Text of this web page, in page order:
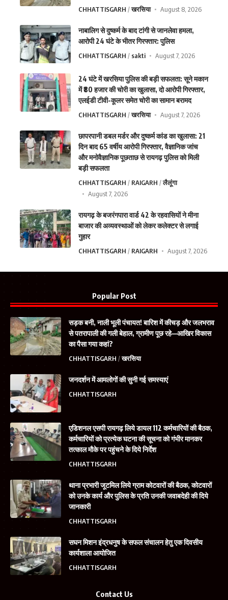
CHHATTISGARH खरसिया August 8, 2026
नाबालिग से दुष्कर्म के बाद टांगी से जानलेवा हमला,
आरोपी 24 घंटे के भीतर गिरफ्तार: पुलिस
CHHATTISGARH sakti August 7, 2026
24 घंटे में खरसिया पुलिस की बड़ी सफलता: सूने मकान
में ₹80 हजार की चोरी का खुलासा, दो आरोपी गिरफ्तार,
एलईडी टीवी-कूलर समेत चोरी का सामान बरामद
CHHATTISGARH खरसिया August 7, 2026
छापरपानी डबल मर्डर और दुष्कर्म कांड का खुलासा: 21
दिन बाद 65 वर्षीय आरोपी गिरफ्तार, वैज्ञानिक जांच
और मनोवैज्ञानिक पूछताछ से रायगढ़ पुलिस को मिली
बड़ी सफलता
CHHATTISGARH RAIGARH
लैलूंगा
August 7, 2026
रायगढ़ के बजरंगपारा वार्ड 42 के रहवासियों ने मीना
बाजार की अव्यवस्थाओं को लेकर कलेक्टर से लगाई
गुहार
CHHATTISGARH RAIGARH August 7, 2026
Popular Post
सड़क बनी, नाली भूली पंचायत! बारिश में कीचड़ और जलभराव
से पतरापाली की गली बेहाल, ग्रामीण पूछ रहे—आखिर विकास
का पैसा गया कहां?
CHHATTISGARH खरसिया
जनदर्शन में आमलोगों की सुनी गई समस्याएं
CHHATTISGARH
एडिशनल एसपी रायगढ़ लिये डायल 112 कर्मचारियों की बैठक,
कर्मचारियों को प्रत्येक घटना की सूचना को गंभीर मानकर
तत्काल मौके पर पहुंचने के दिये निर्देश
CHHATTISGARH
थाना प्रभारी जूटमिल लिये ग्राम कोटवारों की बैठक, कोटवारों
को उनके कार्य और पुलिस के प्रति उनकी जवाबदेही की दिये
जानकारी
CHHATTISGARH
सघन मिशन इंद्रधनुष के सफल संचालन हेतु एक दिवसीय
कार्यशाला आयोजित
CHHATTISGARH
Contact Us